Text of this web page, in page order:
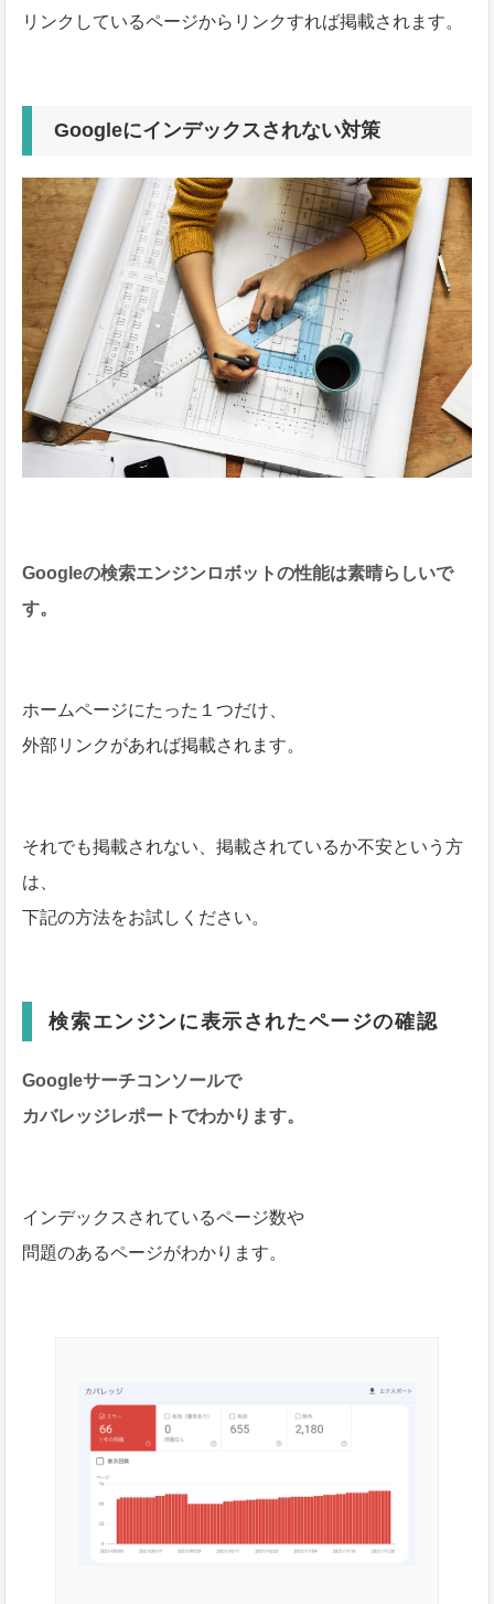
リンクしているページからリンクすれば掲載されます。
Googleにインデックスされない対策
Googleの検索エンジンロボットの性能は素晴らしいで
す。
ホームページにたった１つだけ、
外部リンクがあれば掲載されます。
それでも掲載されない、掲載されているか不安という方
は、
下記の方法をお試しください。
検索エンジンに表示されたページの確認
Googleサーチコンソールで
カバレッジレポートでわかります。
インデックスされているページ数や
問題のあるページがわかります。